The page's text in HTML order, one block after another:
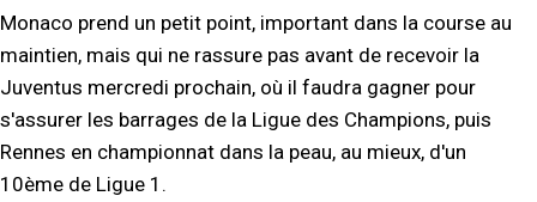
Monaco prend un petit point, important dans la course au
maintien, mais qui ne rassure pas avant de recevoir la
Juventus mercredi prochain, où il faudra gagner pour
s'assurer les barrages de la Ligue des Champions, puis
Rennes en championnat dans la peau, au mieux, d'un
10ème de Ligue 1.